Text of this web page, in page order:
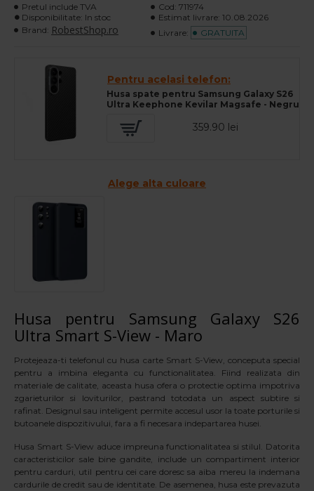
Pretul include TVA
Disponibilitate: In stoc
Brand: RobestShop.ro
Cod: 711974
Estimat livrare: 10.08.2026
Livrare:
GRATUITA
Pentru acelasi telefon:
Husa spate pentru Samsung Galaxy S26
Ultra Keephone Kevilar Magsafe - Negru
359.90 lei
Alege alta culoare
Husa pentru Samsung Galaxy S26
Ultra Smart S-View - Maro
Protejeaza-ti telefonul cu husa carte Smart S-View, conceputa special
pentru a imbina eleganta cu functionalitatea. Fiind realizata din
materiale de calitate, aceasta husa ofera o protectie optima impotriva
zgarieturilor si loviturilor, pastrand totodata un aspect subtire si
rafinat. Designul sau inteligent permite accesul usor la toate porturile si
butoanele dispozitivului, fara a fi necesara indepartarea husei.
Husa Smart S-View aduce impreuna functionalitatea si stilul. Datorita
caracteristicilor sale bine gandite, include un compartiment interior
pentru carduri, util pentru cei care doresc sa aiba mereu la indemana
cardurile de credit sau de identitate. De asemenea, husa este prevazuta